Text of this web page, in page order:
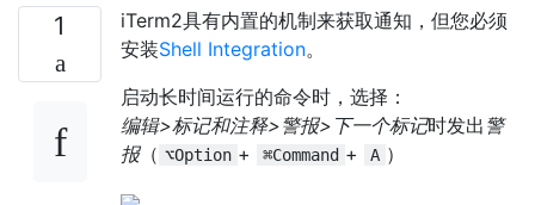
1
iTerm2具有内置的机制来获取通知，但您必须
安装Shell Integration。
启动长时间运行的命令时，选择：
编辑>标记和注释>警报>下一个标记时发出 警
报（ ⌥Option + ⌘Command + A ）